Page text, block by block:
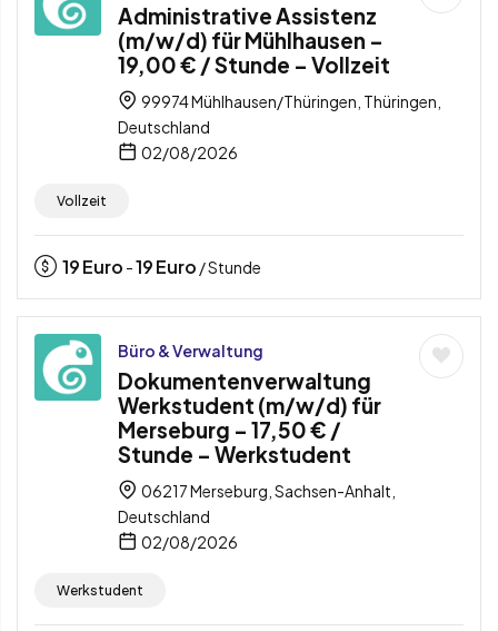
Administrative Assistenz
(m/w/d) für Mühlhausen –
19,00 € / Stunde – Vollzeit
99974 Mühlhausen/Thüringen, Thüringen,
Deutschland
02/08/2026
Vollzeit
19Euro -19Euro / Stunde
Büro & Verwaltung
Dokumentenverwaltung
Werkstudent (m/w/d) für
Merseburg – 17,50 € /
Stunde – Werkstudent
06217 Merseburg, Sachsen-Anhalt,
Deutschland
02/08/2026
Werkstudent